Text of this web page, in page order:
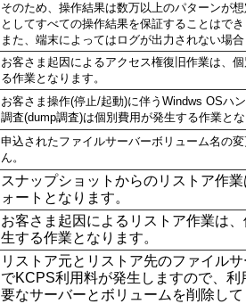
そのため、操作結果は数万以上のパターンが
としてすべての操作結果を保証することはで
また、端末によってはログが出力されない場
お客さま起因によるアクセス権復旧作業は、
る作業となります。
お客さま操作(停止/起動)に伴うWindws OSハ
調査(dump調査)は個別費用が発生する作業と
申込されたファイルサーバーボリューム名の
ん。
スナップショットからのリストア作
ォートとなります。
お客さま起因によるリストア作業は
生する作業となります。
リストア元とリストア先のファイル
でKCPS利用料が発生しますので、利
要なサーバーとボリュームを削除し